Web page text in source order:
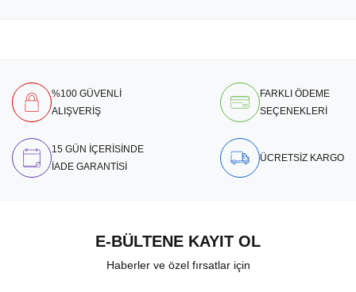
%100 GÜVENLİ
ALIŞVERİŞ
FARKLI ÖDEME
SEÇENEKLERİ
15 GÜN İÇERİSİNDE
İADE GARANTİSİ
ÜCRETSİZ KARGO
E-BÜLTENE KAYIT OL
Haberler ve özel fırsatlar için